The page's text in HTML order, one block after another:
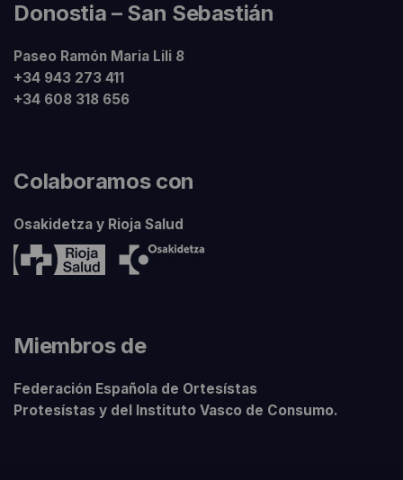
Donostia – San Sebastián
Paseo Ramón Maria Lili 8
+34 943 273 411
+34 608 318 656
Colaboramos con
Osakidetza y Rioja Salud
Miembros de
Federación Española de Ortesístas
Protesístas y del Instituto Vasco de Consumo.